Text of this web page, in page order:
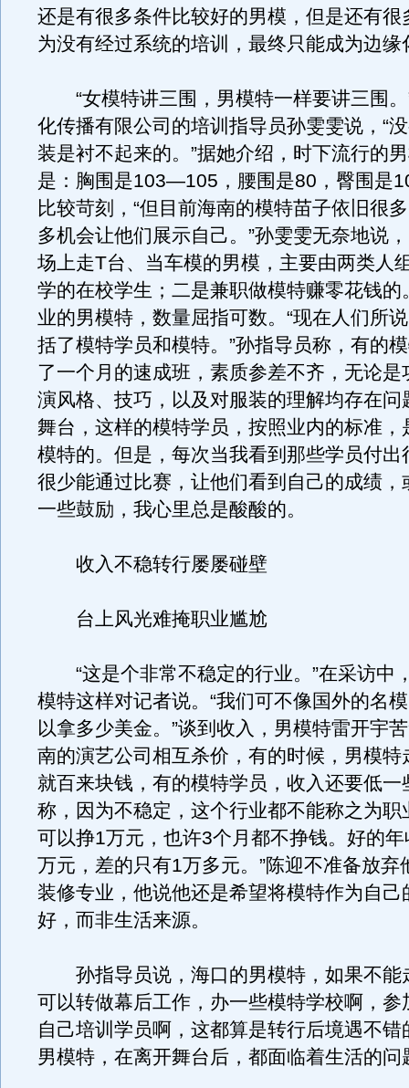
还是有很多条件比较好的男模，但是还有很
为没有经过系统的培训，最终只能成为边缘
“女模特讲三围，男模特一样要讲三围。
化传播有限公司的培训指导员孙雯雯说，“
装是衬不起来的。”据她介绍，时下流行的
是：胸围是103—105，腰围是80，臀围是
比较苛刻，“但目前海南的模特苗子依旧很
多机会让他们展示自己。”孙雯雯无奈地说
场上走T台、当车模的男模，主要由两类人
学的在校学生；二是兼职做模特赚零花钱的
业的男模特，数量屈指可数。“现在人们所
括了模特学员和模特。”孙指导员称，有的
了一个月的速成班，素质参差不齐，无论是
演风格、技巧，以及对服装的理解均存在问
舞台，这样的模特学员，按照业内的标准，
模特的。但是，每次当我看到那些学员付出
很少能通过比赛，让他们看到自己的成绩，
一些鼓励，我心里总是酸酸的。
收入不稳转行屡屡碰壁
台上风光难掩职业尴尬
“这是个非常不稳定的行业。”在采访中
模特这样对记者说。“我们可不像国外的名
以拿多少美金。”谈到收入，男模特雷开宇
南的演艺公司相互杀价，有的时候，男模特
就百来块钱，有的模特学员，收入还要低一
称，因为不稳定，这个行业都不能称之为职
可以挣1万元，也许3个月都不挣钱。好的
万元，差的只有1万多元。”陈迎不准备放弃
装修专业，他说他还是希望将模特作为自己
好，而非生活来源。
孙指导员说，海口的男模特，如果不能
可以转做幕后工作，办一些模特学校啊，参
自己培训学员啊，这都算是转行后境遇不错
男模特，在离开舞台后，都面临着生活的问